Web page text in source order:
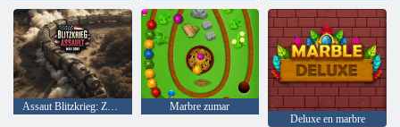
Assaut Blitzkrieg: Zone de guerre!
Marbre zumar
Deluxe en marbre